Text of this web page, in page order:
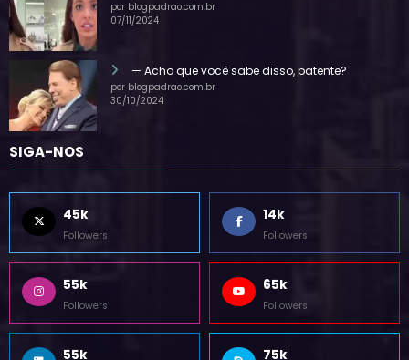
(sem título)
por blogpadrao.com.br
— Acho que você sabe disso, patente?
por blogpadrao.com.br
SIGA-NOS
45k
Followers
14k
Followers
55k
Followers
65k
Followers